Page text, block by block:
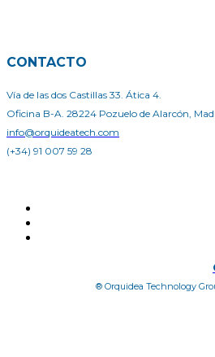
CONTACTO
Vía de las dos Castillas 33. Ática 4.
Oficina B-A. 28224 Pozuelo de Alarcón,
info@orquideatech.com
(+34) 91 007 59 28
® Orquidea Technology